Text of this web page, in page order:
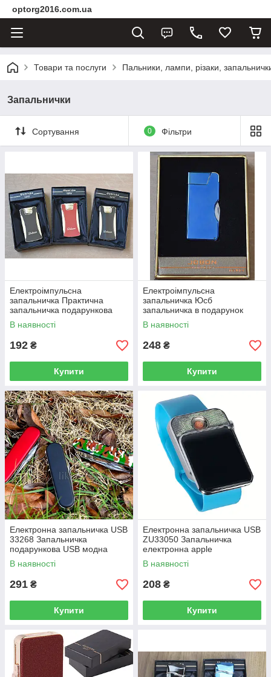
optorg2016.com.ua
Товари та послуги Пальники, лампи, різаки,
Запальнички
Сортування 0 Фільтри
Електроімпульсна
запальничка Практична
запальничка подарункова
H33190 ( ЮСБ ) Чорна,
червона, коричнева
В наявності
192 ₴
Купити
Електроімпульсна
запальничка Юсб
запальничка в подарунок
В наявності
248 ₴
Купити
Електронна запальничка USB
33268 Запальничка
подарункова USB модна
В наявності
291 ₴
Купити
Електронна запальничка USB
ZU33050 Запальничка
електронна apple
В наявності
208 ₴
Купити